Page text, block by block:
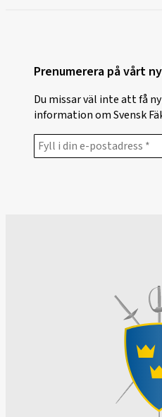
Prenumerera på vårt
Du missar väl inte att få
information om Svensk